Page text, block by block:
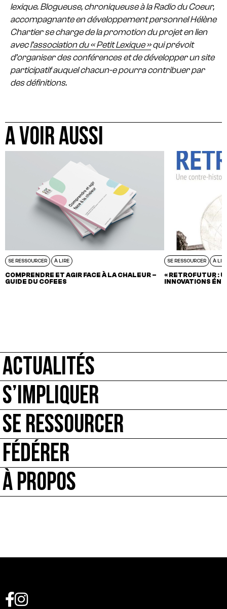
lexique. Blogueuse, chroniqueuse à la Radio du Coeur,
accompagnante en développement personnel Hélène
Chartier se charge de la promotion du projet en lien
avecl’association du « Petit Lexique »qui prévoit
d’organiser des conférences et de développer un site
participatif auquel chacun-e pourra contribuer par
des définitions.
A VOIR AUSSI
SE RESSOURCER À LIRE
COMPRENDRE ET AGIR FACE À LA CHALEUR –
GUIDE DU COFEES
SE RESSOURCER À
« RETROFUTUR :
INNOVATIONS
ACTUALITÉS
S’IMPLIQUER
SE RESSOURCER
FÉDÉRER
À PROPOS